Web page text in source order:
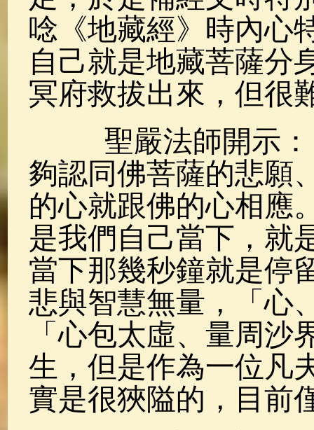
唸《地藏經》時內心
自己就是地藏菩薩分
冥府救拔出來，但很
聖嚴法師開示：
夠認同佛菩薩的悲願
的心就跟佛的心相應
是我們自己當下，就
當下那幾秒鐘就是停
悲與智慧無量，「心
「心包太虛、量周
生，但是作為一位凡
實是很狹隘的，目前